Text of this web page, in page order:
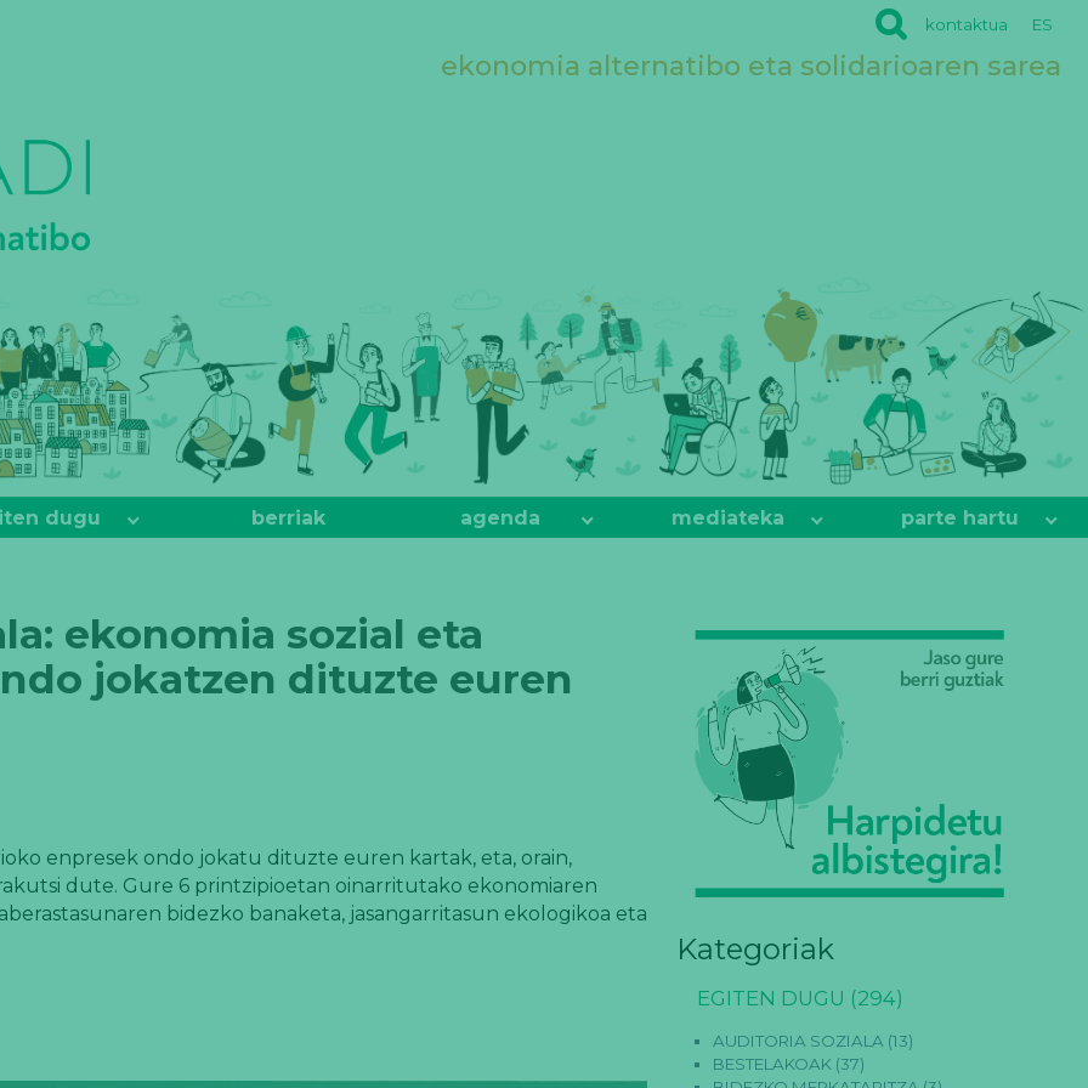
kontaktua ES
ekonomia alternatibo eta solidarioaren sarea
dugu berriak agenda mediateka parte hartu
ekonomia sozial eta
jokatzen dituzte euren
enpresek ondo jokatu dituzte euren kartak, eta, orain,
dute. Gure 6 printzipioetan oinarritutako ekonomiaren
bidezko banaketa, jasangarritasun ekologikoa eta
Kategoriak
EGITEN DUGU (294)
AUDITORIA SOZIALA (13)
BESTELAKOAK (37)